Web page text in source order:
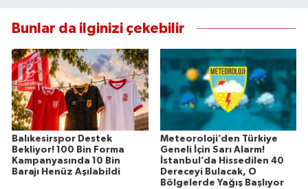
Bunlar da ilginizi çekebilir
Balıkesirspor Destek
Bekliyor! 100 Bin Forma
Kampanyasında 10 Bin
Barajı Henüz Aşılabildi
Meteoroloji’den Türkiye
Geneli İçin Sarı Alarm!
İstanbul’da Hissedilen 40
Dereceyi Bulacak, O
Bölgelerde Yağış Başlıyor
SÜRMANŞET
Susurluk
TARİHTE BUGÜN
TEKNOLOJİ
Trend